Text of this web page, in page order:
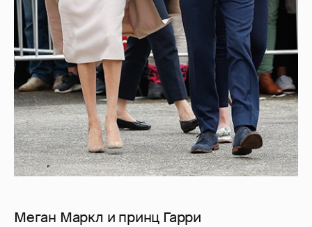
Меган Маркл и принц Гарри